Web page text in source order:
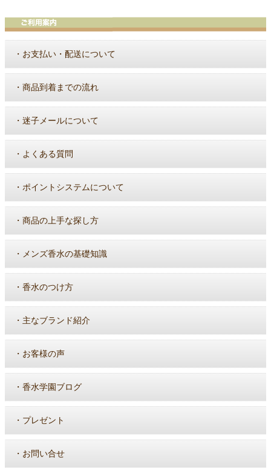
・ お支払い・配送について
・ 商品到着までの流れ
・ 迷子メールについて
・ よくある質問
・ ポイントシステムについて
・ 商品の上手な探し方
・ メンズ香水の基礎知識
・ 香水のつけ方
・ 主なブランド紹介
・ お客様の声
・ 香水学園ブログ
・ プレゼント
・ お問い合せ